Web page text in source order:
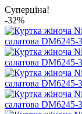
Суперціна!
-32%